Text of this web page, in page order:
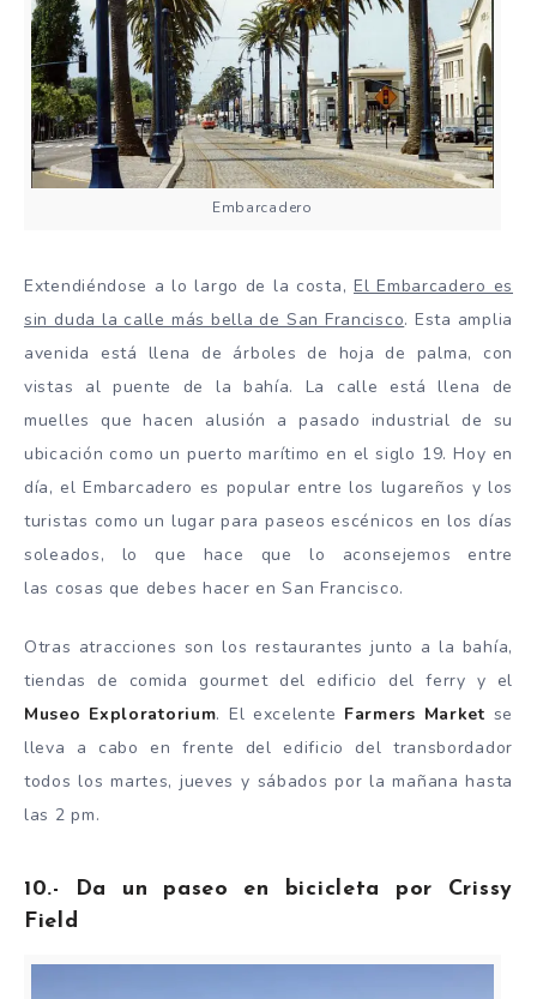
Embarcadero
Extendiéndose a lo largo de la costa, El Embarcadero es
sin duda la calle más bella de San Francisco. Esta amplia
avenida está llena de árboles de hoja de palma, con
vistas al puente de la bahía. La calle está llena de
muelles que hacen alusión a pasado industrial de su
ubicación como un puerto marítimo en el siglo 19. Hoy en
día, el Embarcadero es popular entre los lugareños y los
turistas como un lugar para paseos escénicos en los días
soleados, lo que hace que lo aconsejemos entre
las cosas que debes hacer en San Francisco.
Otras atracciones son los restaurantes junto a la bahía,
tiendas de comida gourmet del edificio del ferry y el
Museo Exploratorium. El excelente Farmers Market se
lleva a cabo en frente del edificio del transbordador
todos los martes, jueves y sábados por la mañana hasta
las 2 pm.
10.- Da un paseo en bicicleta por Crissy
Field